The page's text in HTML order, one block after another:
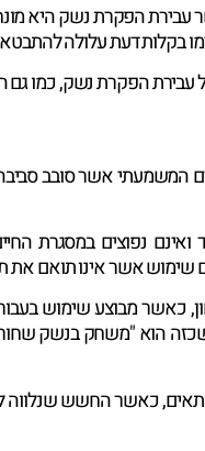
הפקרת נשק היא
דעת עלולה להתבטא
הפקרת נשק, כמו גם
אשר סובב סביבה,
נפוצים במסגרת
אשר אינו תואם את
מבוצע שימוש בעבור
שכזה הוא "משחק בנשק
כאשר החשש שנלווה